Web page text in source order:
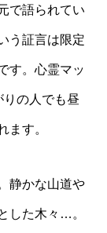
で語られてい
う証言は限定
す。心霊マッ
の人でも昼
ます。
静かな山道や
した木々…。